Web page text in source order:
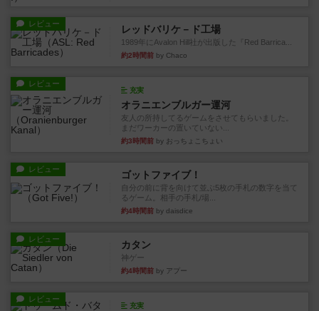
レビュー レッドバリケ－ド工場
1989年にAvalon Hill社が出版した『Red Barrica...
約2時間前 by Chaco
レビュー
充実
オラニエンブルガー運河
友人の所持してるゲームをさせてもらいました。
まだワーカーの置いていない...
約3時間前 by おっちょこちょい
レビュー ゴットファイブ！
自分の前に背を向けて並ぶ5枚の手札の数字を当て
るゲーム。相手の手札/場...
約4時間前 by daisdice
レビュー カタン
神ゲー
約4時間前 by アプー
レビュー
充実